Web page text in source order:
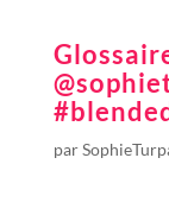
par